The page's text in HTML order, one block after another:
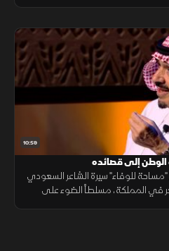
10:59
إلى قصائده
للوفاء" سيرة الشاعر السعودي
في المملكة، مسلطاً الضوء على